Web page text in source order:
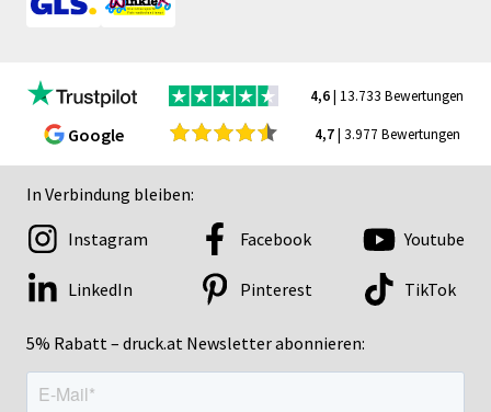
4,6| 13.733 Bewertungen
Google 4,7| 3.977 Bewertungen
In Verbindung bleiben:
5% Rabatt – druck.at Newsletter abonnieren:
Instagram Facebook Youtube
LinkedIn Pinterest TikTok